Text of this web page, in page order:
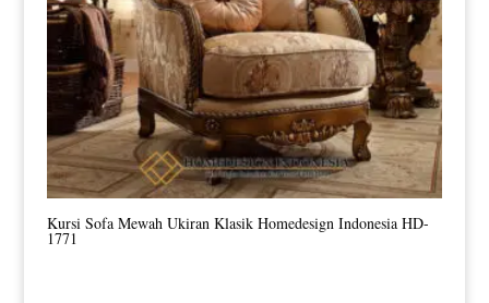
Kursi Sofa Mewah Ukiran Klasik Homedesign Indonesia HD-
1771